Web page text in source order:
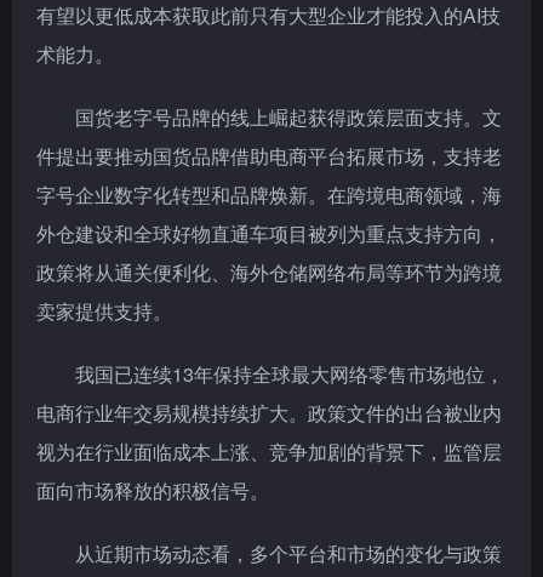
有望以更低成本获取此前只有大型企业才能投入的AI技
术能力。
国货老字号品牌的线上崛起获得政策层面支持。文
件提出要推动国货品牌借助电商平台拓展市场，支持老
字号企业数字化转型和品牌焕新。在跨境电商领域，海
外仓建设和全球好物直通车项目被列为重点支持方向，
政策将从通关便利化、海外仓储网络布局等环节为跨境
卖家提供支持。
我国已连续13年保持全球最大网络零售市场地位，
电商行业年交易规模持续扩大。政策文件的出台被业内
视为在行业面临成本上涨、竞争加剧的背景下，监管层
面向市场释放的积极信号。
从近期市场动态看，多个平台和市场的变化与政策